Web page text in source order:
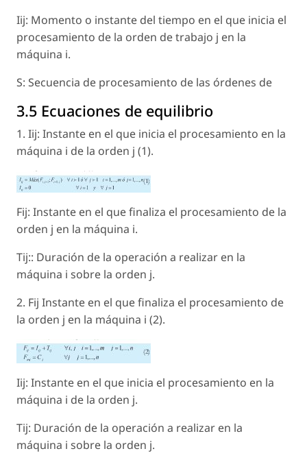
Iij: Momento o instante del tiempo en el que inicia el
procesamiento de la orden de trabajo j en la
máquina i.
S: Secuencia de procesamiento de las órdenes de
3.5 Ecuaciones de equilibrio
1. Iij: Instante en el que inicia el procesamiento en la
máquina i de la orden j (1).
Fij: Instante en el que finaliza el procesamiento de la
orden j en la máquina i.
Tij:: Duración de la operación a realizar en la
máquina i sobre la orden j.
2. Fij Instante en el que finaliza el procesamiento de
la orden j en la máquina i (2).
Iij: Instante en el que inicia el procesamiento en la
máquina i de la orden j.
Tij: Duración de la operación a realizar en la
máquina i sobre la orden j.